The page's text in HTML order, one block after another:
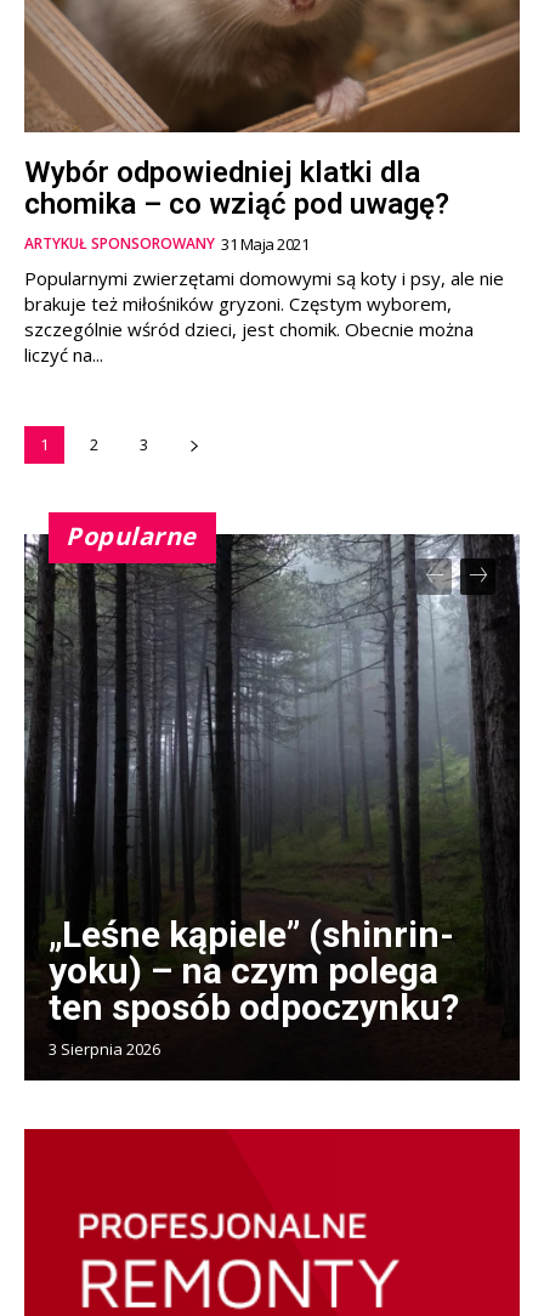
Wybór odpowiedniej klatki dla
chomika – co wziąć pod uwagę?
ARTYKUŁ SPONSOROWANY 31 Maja 2021
Popularnymi zwierzętami domowymi są koty i psy, ale nie
brakuje też miłośników gryzoni. Częstym wyborem,
szczególnie wśród dzieci, jest chomik. Obecnie można
liczyć na...
1 2 3
Popularne
„Leśne kąpiele” (shinrin-
yoku) – na czym polega
ten sposób odpoczynku?
3 Sierpnia 2026